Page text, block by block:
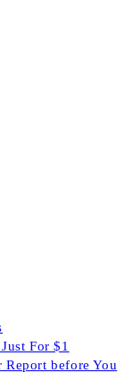
For $1
Report before You